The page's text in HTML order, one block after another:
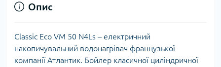
Опис
Classic Eco VM 50 N4Ls – електричний
накопичувальний водонагрівач французької
компанії Атлантик. Бойлер класичної циліндричної